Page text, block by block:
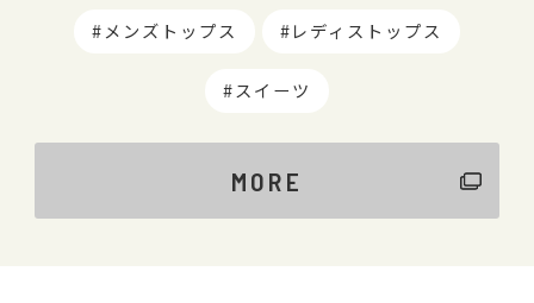
メンズトップス レディストップス
スイーツ
MORE